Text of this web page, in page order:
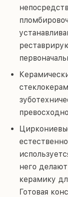
него
керамику
Готовая